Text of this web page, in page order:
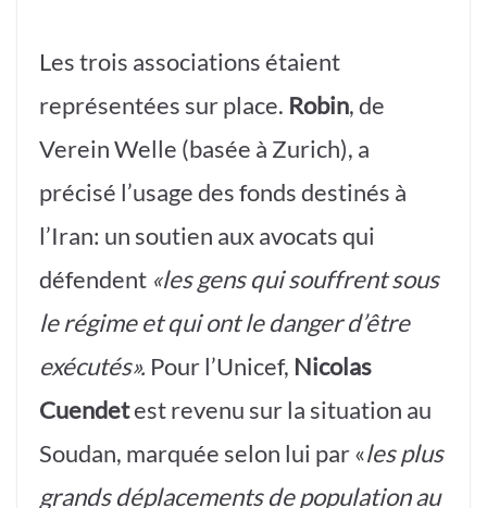
Les trois associations étaient
représentées sur place. Robin, de
Verein Welle (basée à Zurich), a
précisé l’usage des fonds destinés à
l’Iran: un soutien aux avocats qui
défendent «les gens qui souffrent sous
le régime et qui ont le danger d’être
exécutés». Pour l’Unicef, Nicolas
Cuendetest revenu sur la situation au
Soudan, marquée selon lui par «les plus
grands déplacements de population au